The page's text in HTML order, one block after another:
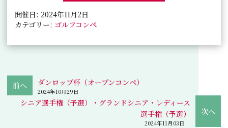
開催日: 2024年11月2日
カテゴリー: ゴルフコンペ
ダンロップ杯（オープンコンペ）
2024年10月29日
シニア選手権（予選）・グランドシニア・レディース
選手権（予選）
2024年11月03日